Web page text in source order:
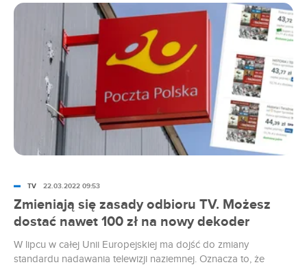
Roszkowskiego, to łatwo będziecie mogli nabyć je na Poczcie
Polskiej. Gdzieś pomiędzy "Domowymi kiszonkami, które
leczą" a "Wielką księgą specjałów siostry Anastazji". Jaki
poziom podręcznika, takie towarzystwo.
Zmieniają się zasady odbioru TV. Możesz
dostać nawet 100 zł na nowy dekoder
W lipcu w całej Unii Europejskiej ma dojść do zmiany
standardu nadawania telewizji naziemnej. Oznacza to, że
TV 22.03.2022 09:53